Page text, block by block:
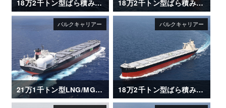
18万2千トン型ばら積み運搬船「FRONTIER RINDO」 18万2千トン型ばら積み運搬船「AQUABELLA」
21万1千トン型LNG/MGO 二元燃料ばら積み運搬船「SG HORIZON」 18万2千トン型ばら積み運搬船「GLOBAL FUTURE」